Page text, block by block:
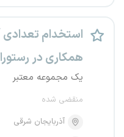
استخدام
همکاری در
یک مجموعه معتبر
منقضی شده
آذربایجان شرقی